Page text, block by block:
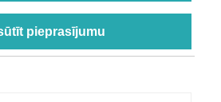
pieprasījumu